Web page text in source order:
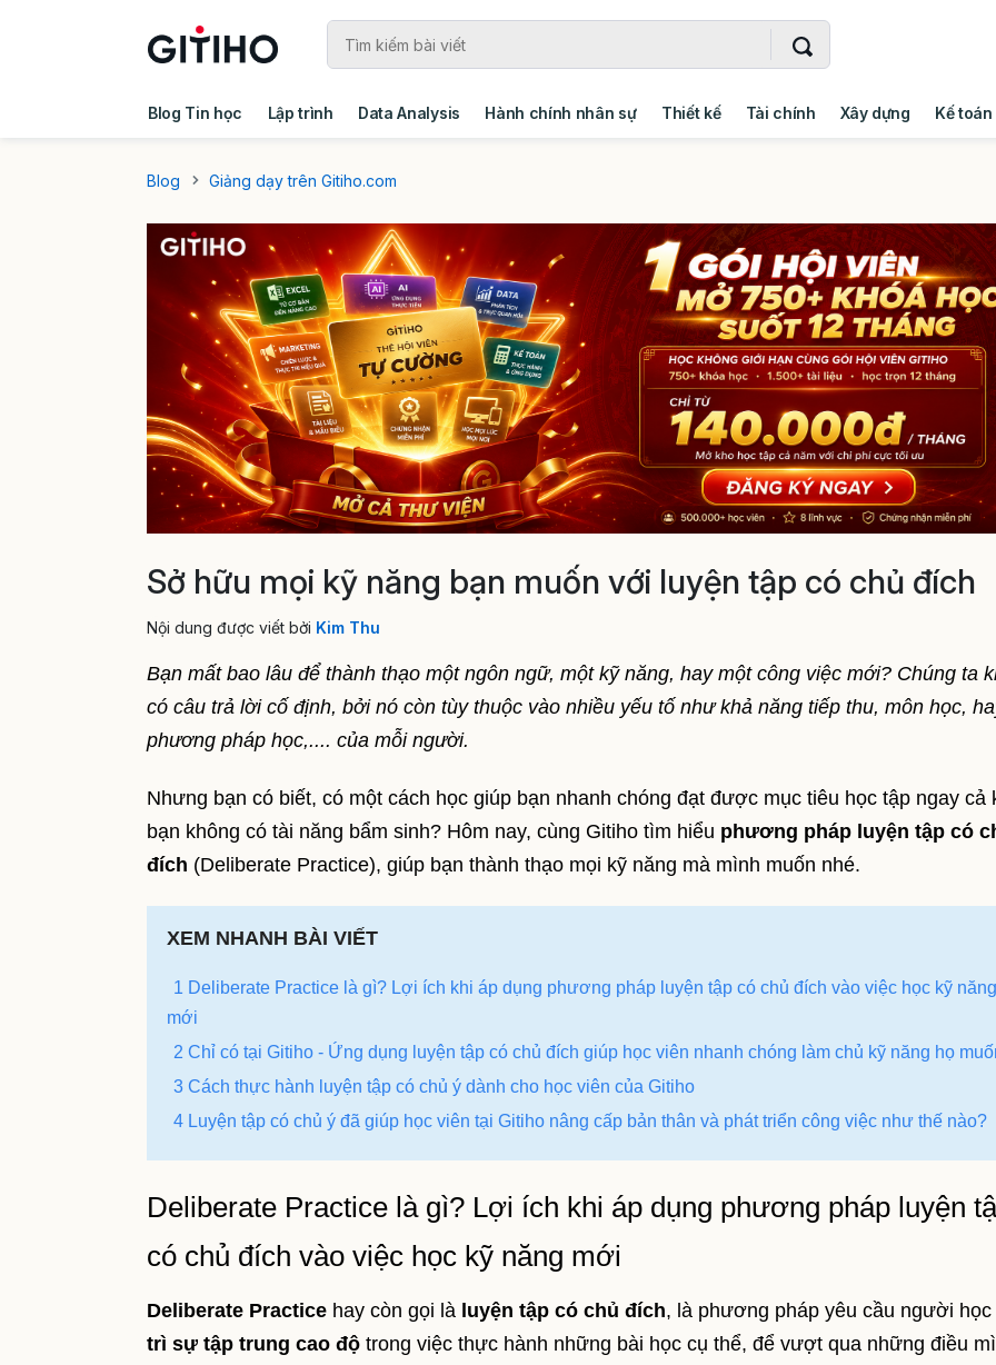
Blog Tin học Lập trình Data Analysis Hành chính nhân sự Thiết kế Tài chính Xây dựng Kế toán
Blog
Giảng dạy trên Gitiho.com
Sở hữu mọi kỹ năng bạn muốn với luyện tập có chủ đích
Nội dung được viết bởi Kim Thu
Bạn mất bao lâu để thành thạo một ngôn ngữ, một kỹ năng, hay một công việc mới? Chúng ta
có câu trả lời cố định, bởi nó còn tùy thuộc vào nhiều yếu tố như khả năng tiếp thu, môn học,
phương pháp học,.... của mỗi người.
Nhưng bạn có biết, có một cách học giúp bạn nhanh chóng đạt được mục tiêu học tập ngay cả
bạn không có tài năng bẩm sinh? Hôm nay, cùng Gitiho tìm hiểu phương pháp luyện tập có
đích (Deliberate Practice), giúp bạn thành thạo mọi kỹ năng mà mình muốn nhé.
XEM NHANH BÀI VIẾT
1 Deliberate Practice là gì? Lợi ích khi áp dụng phương pháp luyện tập có chủ đích vào việc học kỹ năng
mới
2 Chỉ có tại Gitiho - Ứng dụng luyện tập có chủ đích giúp học viên nhanh chóng làm chủ kỹ năng họ
3 Cách thực hành luyện tập có chủ ý dành cho học viên của Gitiho
4 Luyện tập có chủ ý đã giúp học viên tại Gitiho nâng cấp bản thân và phát triển công việc như thế nào?
Deliberate Practice là gì? Lợi ích khi áp dụng phương pháp luyện
có chủ đích vào việc học kỹ năng mới
Deliberate Practice hay còn gọi là luyện tập có chủ đích, là phương pháp yêu cầu người học
trì sự tập trung cao độ trong việc thực hành những bài học cụ thể, để vượt qua những điều